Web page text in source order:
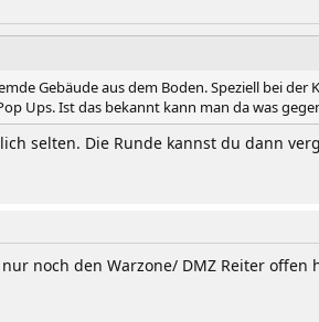
Gebäude aus dem Boden. Speziell bei
Ups. Ist das bekannt kann man da was
selten. Die Runde kannst du dann
noch den Warzone/ DMZ Reiter offen